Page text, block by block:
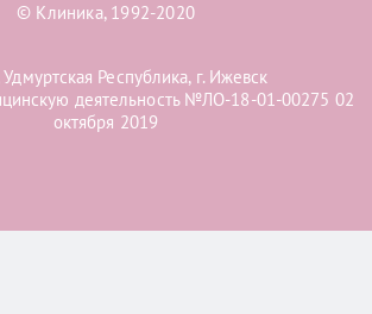
© Клиника, 1992-2020
Удмуртская Республика, г. Ижевск
деятельность №ЛО-18-01-00275 02
октября 2019